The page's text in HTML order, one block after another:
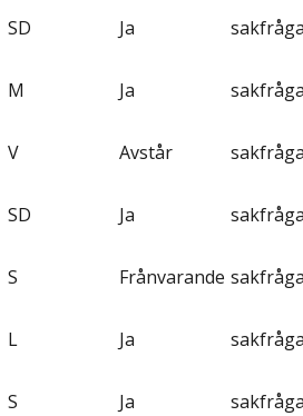
SD Ja
M Ja
V Avstår
SD Ja
S Frånvarande
L Ja
S Ja